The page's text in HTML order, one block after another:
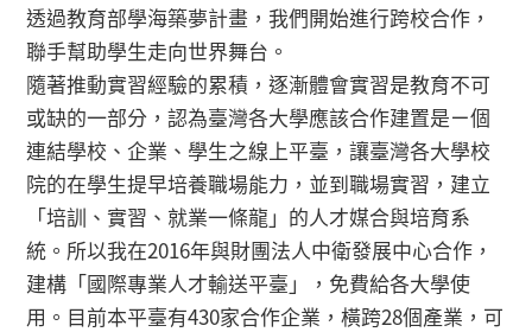
透過教育部學海築夢計畫，我們開始進行跨校合作，
聯手幫助學生走向世界舞台。
隨著推動實習經驗的累積，逐漸體會實習是教育不可
或缺的一部分，認為臺灣各大學應該合作建置是ㄧ個
連結學校、企業、學生之線上平臺，讓臺灣各大學校
院的在學生提早培養職場能力，並到職場實習，建立
「培訓、實習、就業一條龍」的人才媒合與培育系
統。所以我在2016年與財團法人中衛發展中心合作，
建構「國際專業人才輸送平臺」，免費給各大學使
用。目前本平臺有430家合作企業，橫跨28個產業，可